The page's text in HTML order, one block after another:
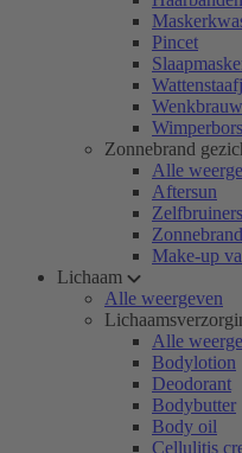
Pincet
Zonnebrand
Alle
Aftersun
Zelfbruiners
Make-up
Lichaam
Alle weergeven
Alle
Bodylotion
Deodorant
Bodybutter
Body oil
Cellulitis